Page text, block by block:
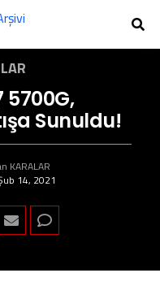
5700G,
Sunuldu!
KARALAR
14, 2021